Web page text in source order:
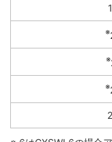
※
※
※